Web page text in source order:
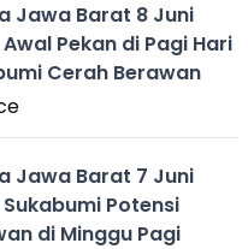
Jawa Barat 8 Juni
Pekan di Pagi Hari
Cerah Berawan
Jawa Barat 7 Juni
Potensi
di Minggu Pagi